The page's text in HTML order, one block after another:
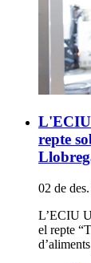
L'ECIU
repte
02 de
L’ECIU
el repte